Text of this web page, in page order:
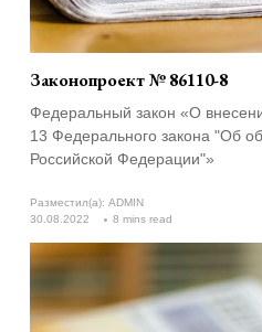
Законопроект № 86110-8
Федеральный закон «О
13 Федерального закона "Об
Российской Федерации"»
Разместил(а): ADMIN
30.08.2022
8 mins read